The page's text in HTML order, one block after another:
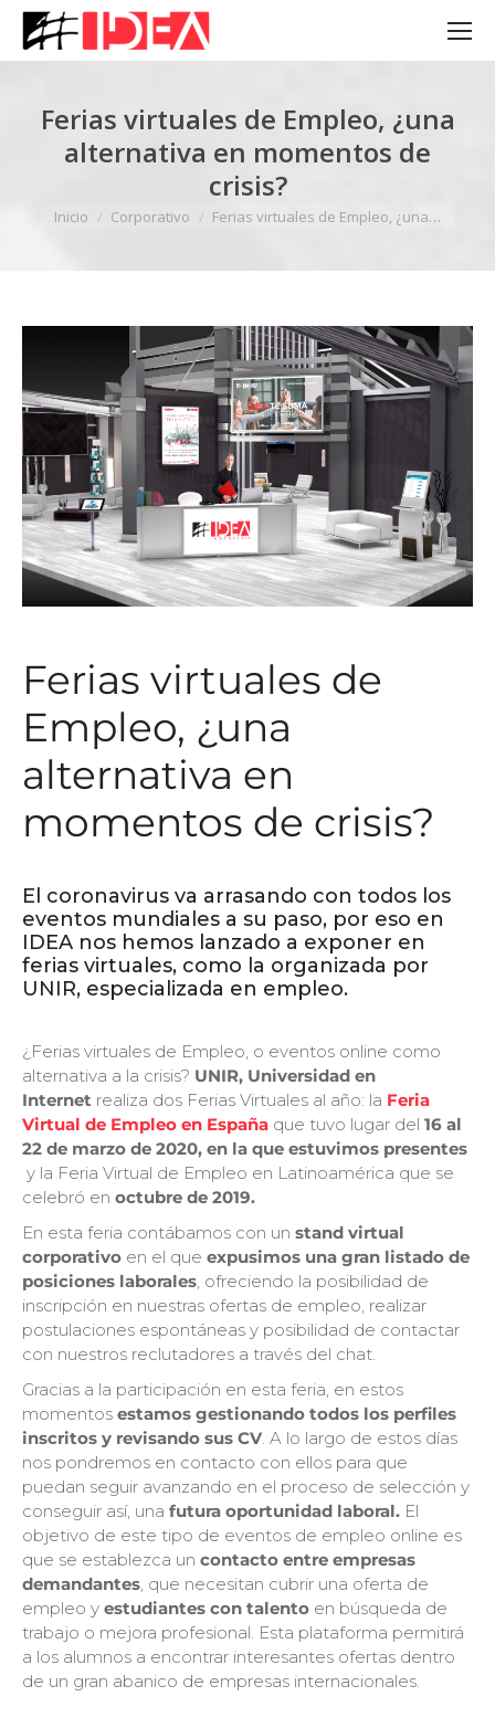
Ferias virtuales de Empleo, ¿una
alternativa en momentos de
crisis?
Estás aquí:
Inicio Corporativo Ferias virtuales de Empleo, ¿una…
Ferias virtuales de
Empleo, ¿una
alternativa en
momentos de crisis?
El coronavirus va arrasando con todos los
eventos mundiales a su paso, por eso en
IDEA nos hemos lanzado a exponer en
ferias virtuales, como la organizada por
UNIR, especializada en empleo.
¿Ferias virtuales de Empleo, o eventos online como
alternativa a la crisis? UNIR, Universidad en
Internet realiza dos Ferias Virtuales al año: la Feria
Virtual de Empleo en España que tuvo lugar del 16 al
22 de marzo de 2020, en la que estuvimos presentes
y la Feria Virtual de Empleo en Latinoamérica que se
celebró en octubre de 2019.
En esta feria contábamos con un stand virtual
corporativo en el que expusimos una gran listado de
posiciones laborales, ofreciendo la posibilidad de
inscripción en nuestras ofertas de empleo, realizar
postulaciones espontáneas y posibilidad de contactar
con nuestros reclutadores a través del chat.
Gracias a la participación en esta feria, en estos
momentos estamos gestionando todos los perfiles
inscritos y revisando sus CV. A lo largo de estos días
nos pondremos en contacto con ellos para que
puedan seguir avanzando en el proceso de selección y
conseguir así, una futura oportunidad laboral. El
objetivo de este tipo de eventos de empleo online es
que se establezca un contacto entre empresas
demandantes, que necesitan cubrir una oferta de
empleo y estudiantes con talento en búsqueda de
trabajo o mejora profesional. Esta plataforma permitirá
a los alumnos a encontrar interesantes ofertas dentro
de un gran abanico de empresas internacionales.